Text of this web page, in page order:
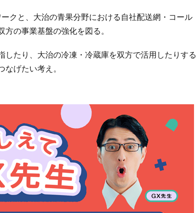
クと、大治の青果分野における自社配送網・コール
の事業基盤の強化を図る。
たり、大治の冷凍・冷蔵庫を双方で活用したりする
げたい考え。